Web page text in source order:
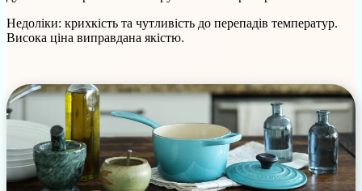
Недоліки: крихкість та чутливість до перепадів температур.
Висока ціна виправдана якістю.